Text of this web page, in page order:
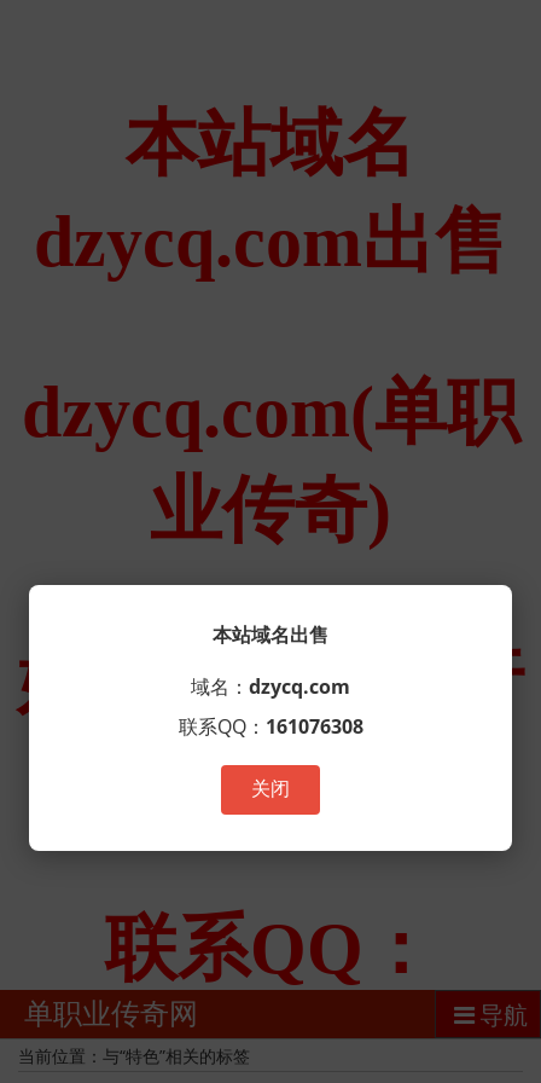
单职业传奇网 导航
当前位置：与“特色”相关的标签
本站域名出售
域名： dzycq.com
联系QQ： 161076308
关闭